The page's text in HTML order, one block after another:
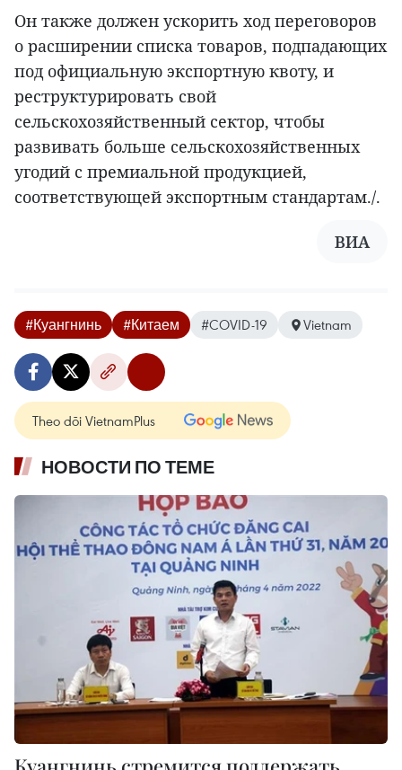
Он также должен ускорить ход переговоров
о расширении списка товаров, подпадающих
под официальную экспортную квоту, и
реструктурировать свой
сельскохозяйственный сектор, чтобы
развивать больше сельскохозяйственных
угодий с премиальной продукцией,
соответствующей экспортным стандартам./.
ВИА
#Куангнинь #Китаем #COVID-19 Vietnam
Theo dõi VietnamPlus
НОВОСТИ ПО ТЕМЕ